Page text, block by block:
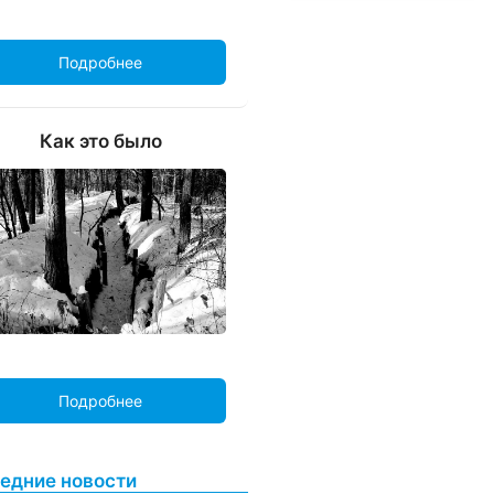
Подробнее
Как это было
Подробнее
новости